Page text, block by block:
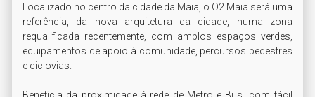
Localizado no centro da cidade da Maia, o O2 Maia será uma
referência, da nova arquitetura da cidade, numa zona
requalificada recentemente, com amplos espaços verdes,
equipamentos de apoio à comunidade, percursos pedestres
e ciclovias.
Beneficia da proximidade á rede de Metro e Bus, com fácil